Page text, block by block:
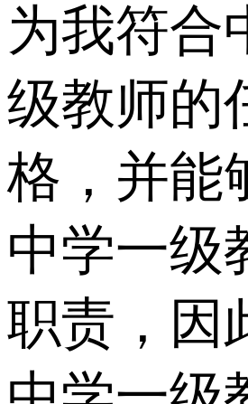
为我符合
级教师的
格，并能
中学一级
职责，因